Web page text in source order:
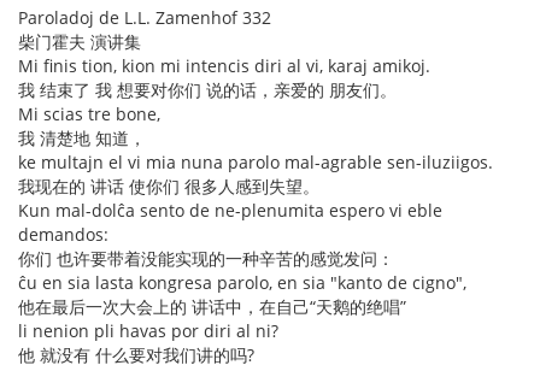
Paroladoj de L.L. Zamenhof 332
柴门霍夫 演讲集
Mi finis tion, kion mi intencis diri al vi, karaj amikoj.
我 结束了 我 想要对你们 说的话，亲爱的 朋友们。
Mi scias tre bone,
我 清楚地 知道，
ke multajn el vi mia nuna parolo mal-agrable sen-iluziigos.
我现在的 讲话 使你们 很多人感到失望。
Kun mal-dolĉa sento de ne-plenumita espero vi eble
demandos:
你们 也许要带着没能实现的一种辛苦的感觉发问：
ĉu en sia lasta kongresa parolo, en sia "kanto de cigno",
他在最后一次大会上的 讲话中，在自己“天鹅的绝唱”
li nenion pli havas por diri al ni?
他 就没有 什么要对我们讲的吗?